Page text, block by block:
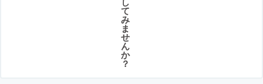
て
み
ま
せ
ん
か
？